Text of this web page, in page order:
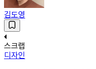
김도영
스크랩
디자인